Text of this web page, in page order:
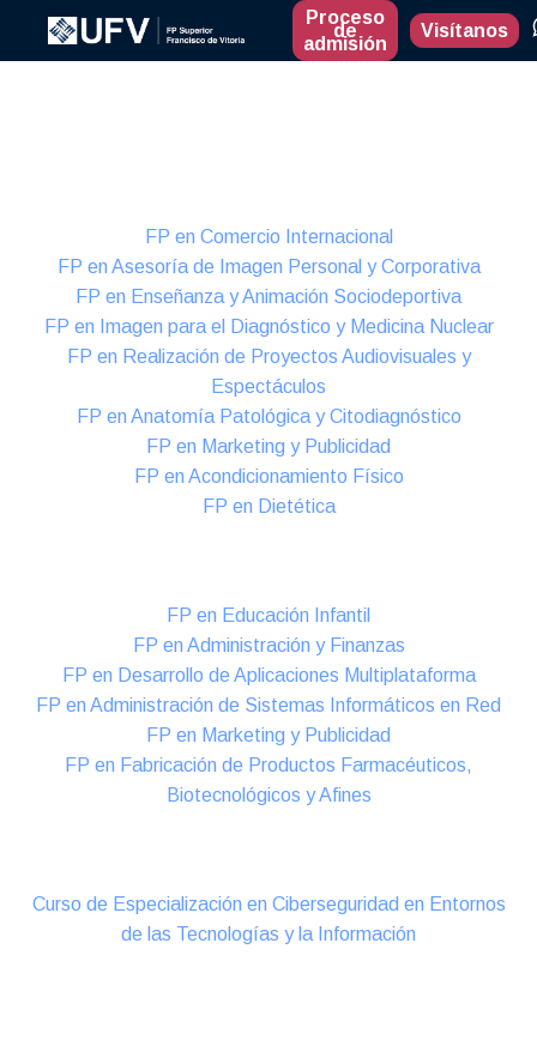
Proceso
de
admisión
Visítanos
FP en Comercio Internacional
FP en Asesoría de Imagen Personal y Corporativa
FP en Enseñanza y Animación Sociodeportiva
FP en Imagen para el Diagnóstico y Medicina Nuclear
FP en Realización de Proyectos Audiovisuales y
Espectáculos
FP en Anatomía Patológica y Citodiagnóstico
FP en Marketing y Publicidad
FP en Acondicionamiento Físico
FP en Dietética
FP en Educación Infantil
FP en Administración y Finanzas
FP en Desarrollo de Aplicaciones Multiplataforma
FP en Administración de Sistemas Informáticos en Red
FP en Marketing y Publicidad
FP en Fabricación de Productos Farmacéuticos,
Biotecnológicos y Afines
Curso de Especialización en Ciberseguridad en Entornos
de las Tecnologías y la Información